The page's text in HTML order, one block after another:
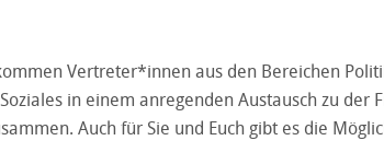
Vertreter*innen aus den Bereichen
in einem anregenden Austausch zu der
Auch für Sie und Euch gibt es die